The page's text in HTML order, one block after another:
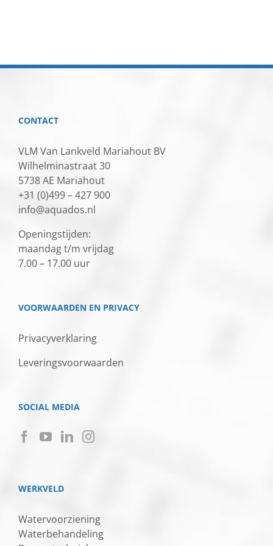
CONTACT
VLM Van Lankveld Mariahout BV
Wilhelminastraat 30
5738 AE Mariahout
+31 (0)499 – 427 900
info@aquados.nl
Openingstijden:
maandag t/m vrijdag
7.00 – 17.00 uur
VOORWAARDEN EN PRIVACY
Privacyverklaring
Leveringsvoorwaarden
SOCIAL MEDIA
WERKVELD
Watervoorziening
Waterbehandeling